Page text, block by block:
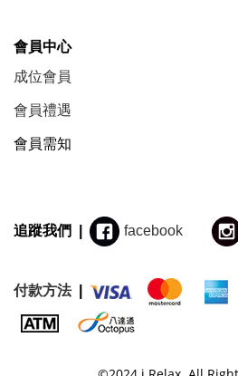
會員中心
成位會員
會員禮遇
會員需知
追蹤我們 | facebook
付款方法|